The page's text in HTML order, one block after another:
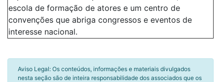
escola de formação de atores e um centro de
convenções que abriga congressos e eventos de
interesse nacional.
Aviso Legal: Os conteúdos, informações e materiais divulgados
nesta seção são de inteira responsabilidade dos associados que os